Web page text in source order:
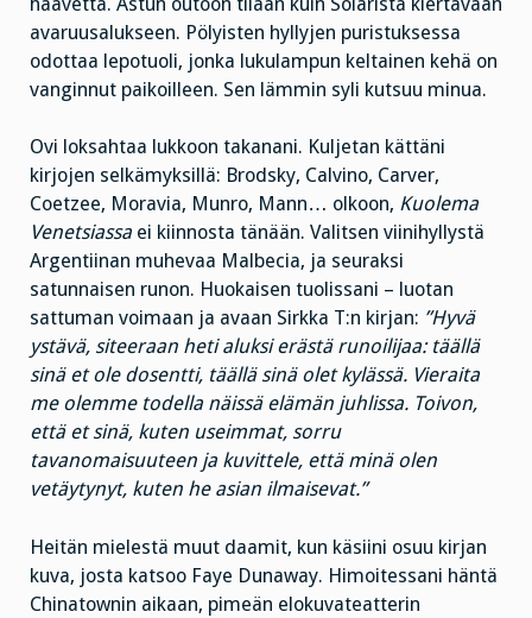
avaruusalukseen. Pölyisten hyllyjen puristuksessa
odottaa lepotuoli, jonka lukulampun keltainen kehä on
vanginnut paikoilleen. Sen lämmin syli kutsuu minua.
Ovi loksahtaa lukkoon takanani. Kuljetan kättäni
kirjojen selkämyksillä: Brodsky, Calvino, Carver,
Coetzee, Moravia, Munro, Mann… olkoon, Kuolema
Venetsiassa ei kiinnosta tänään. Valitsen viinihyllystä
Argentiinan muhevaa Malbecia, ja seuraksi
satunnaisen runon. Huokaisen tuolissani – luotan
sattuman voimaan ja avaan Sirkka T:n kirjan: ”Hyvä
ystävä, siteeraan heti aluksi erästä runoilijaa: täällä
sinä et ole dosentti, täällä sinä olet kylässä. Vieraita
me olemme todella näissä elämän juhlissa. Toivon,
että et sinä, kuten useimmat, sorru
tavanomaisuuteen ja kuvittele, että minä olen
vetäytynyt, kuten he asian ilmaisevat.”
Heitän mielestä muut daamit, kun käsiini osuu kirjan
kuva, josta katsoo Faye Dunaway. Himoitessani häntä
Chinatownin aikaan, pimeän elokuvateatterin